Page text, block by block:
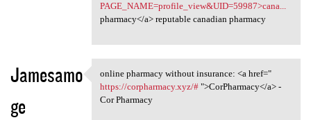
PAGE_NAME=profile_view&UID=59987>cana...
pharmacy</a> reputable canadian pharmacy
Jamesamo
ge
online pharmacy without
online pharmacy without insurance: <a href="
https://corpharmacy.xyz/#">CorPharmacy</a> -
Cor Pharmacy